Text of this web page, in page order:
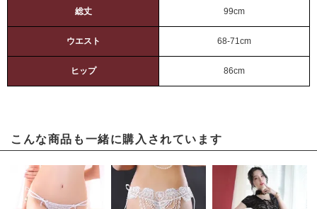
総丈 99cm
ウエスト 68-71cm
ヒップ 86cm
こんな商品も一緒に購入されています